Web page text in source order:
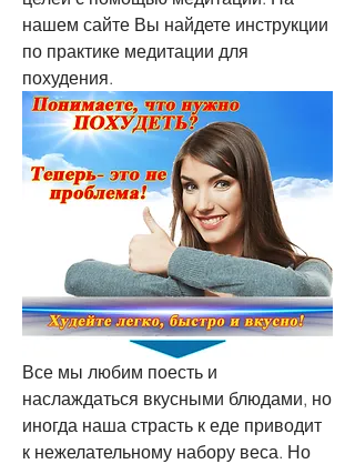
нашем сайте Вы найдете инструкции
по практике медитации для
похудения.
Все мы любим поесть и
наслаждаться вкусными блюдами, но
иногда наша страсть к еде приводит
к нежелательному набору веса. Но